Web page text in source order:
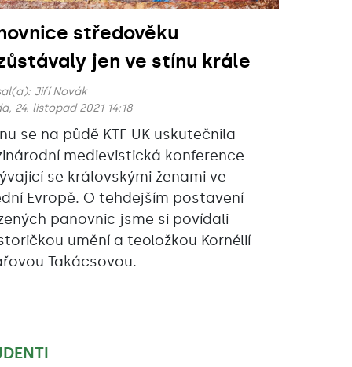
středověku
jen ve stínu krále
Jiří Novák
24. listopad 2021 14:18
se na půdě KTF UK uskutečnila
medievistická konference
se královskými ženami ve
Evropě. O tehdejším postavení
panovnic jsme si povídali
umění a teoložkou Kornélií
Takácsovou.